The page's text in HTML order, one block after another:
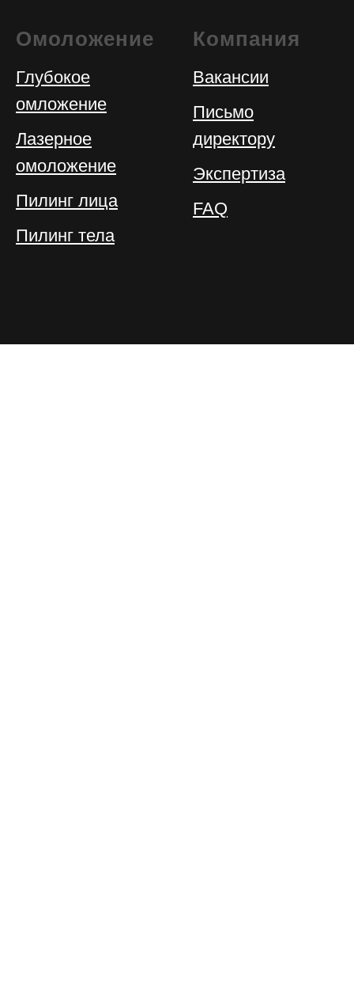
Омоложение
Глубокое
омложение
Лазерное
омоложение
Пилинг лица
Пилинг тела
Компания
Вакансии
Письмо
директору
Экспертиза
FAQ